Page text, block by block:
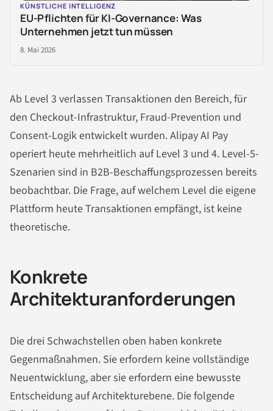
KÜNSTLICHE INTELLIGENZ
EU-Pflichten für KI-Governance: Was
Unternehmen jetzt tun müssen
8. Mai 2026
Ab Level 3 verlassen Transaktionen den Bereich, für
den Checkout-Infrastruktur, Fraud-Prevention und
Consent-Logik entwickelt wurden. Alipay AI Pay
operiert heute mehrheitlich auf Level 3 und 4. Level-5-
Szenarien sind in B2B-Beschaffungsprozessen bereits
beobachtbar. Die Frage, auf welchem Level die eigene
Plattform heute Transaktionen empfängt, ist keine
theoretische.
Konkrete
Architekturanforderungen
Die drei Schwachstellen oben haben konkrete
Gegenmaßnahmen. Sie erfordern keine vollständige
Neuentwicklung, aber sie erfordern eine bewusste
Entscheidung auf Architekturebene. Die folgende